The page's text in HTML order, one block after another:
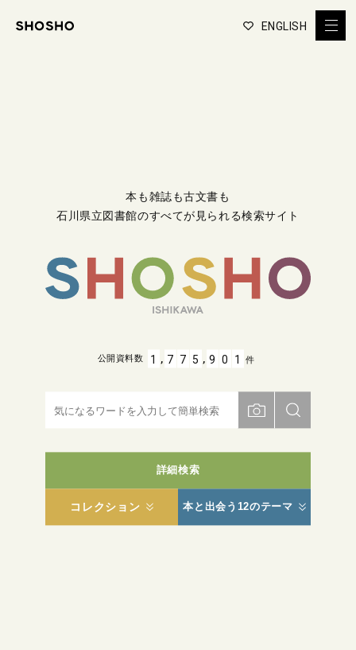
ENGLISH
本も雑誌も古文書も
石川県立図書館のすべてが見られる検索サイト
詳細検索
コレクション 本と出会う12のテーマ
公開資料数 1 , 7 7 5 , 9 0 1 件